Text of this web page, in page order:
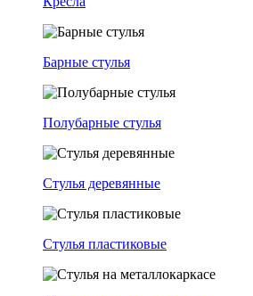
Барные стулья
Полубарные стулья
Стулья деревянные
Стулья пластиковые